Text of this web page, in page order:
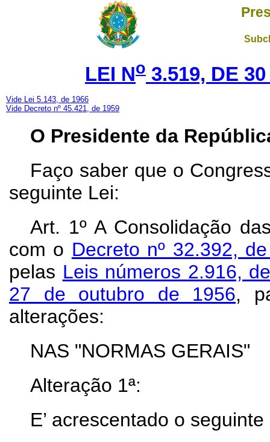
LEI No 3.519, DE
Vide Lei 5.143, de 1966
Vide Decreto nº 45.421, de 1959
O Presidente da
Faço saber que o
seguinte Lei:
Art. 1º A Consolidação
com o Decreto nº 32.392,
pelas Leis números 2.916,
27 de outubro de 1956,
alterações:
NAS "NORMAS GERAIS"
Alteração 1ª:
E’ acrescentado o